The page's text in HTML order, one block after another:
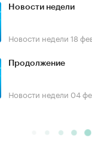
Новости недели
Новости недели 18
Продолжение
Новости недели 04